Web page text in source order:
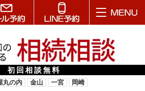
初回相談無料
丸の内 金山 一宮 岡崎